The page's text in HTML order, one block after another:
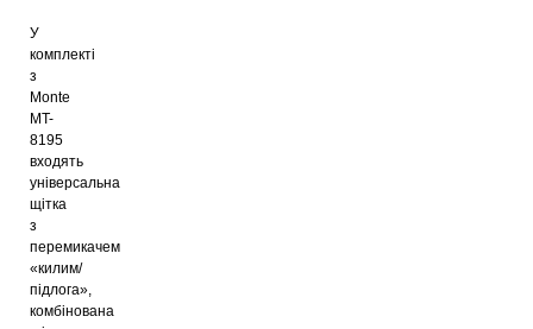
У
комплекті
з
Monte
MT-
8195
входять
універсальна
щітка
з
перемикачем
«килим/
підлога»,
комбінована